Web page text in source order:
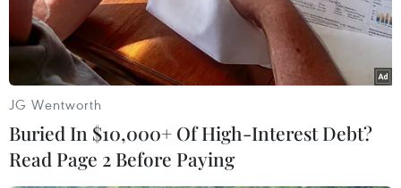
Chiến sỹ Trung đoàn 1, Sư đoàn 324, Quân khu 4 dọn dẹp bùn
đất, đường xá...tại huyện Lệ Thủy. (Ảnh: Danh Lam/TTXVN)
JG Wentworth
Buried In $10,000+ Of High-Interest Debt?
Read Page 2 Before Paying